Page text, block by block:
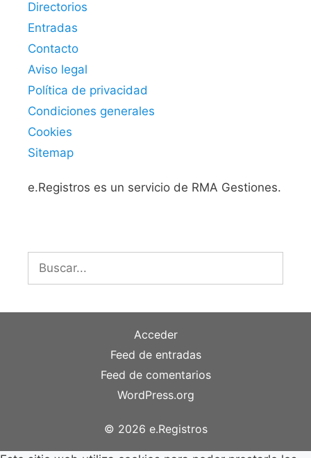
Directorios
Entradas
Contacto
Aviso legal
Política de privacidad
Condiciones generales
Cookies
Sitemap
e.Registros es un servicio de RMA Gestiones.
Acceder
Feed de entradas
Feed de comentarios
WordPress.org
© 2026 e.Registros